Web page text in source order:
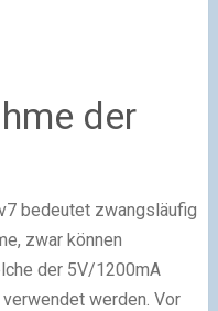
der
bedeutet zwangsläufig
zwar können
der 5V/1200mA
werden. Vor